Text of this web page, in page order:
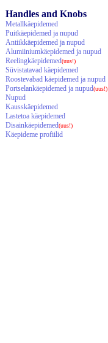
Handles and Knobs
Metallkäepidemed
Puitkäepidemed ja nupud
Antiikkäepidemed ja nupud
Alumiiniumkäepidemed ja nupud
Reelingkäepidemed(uus!)
Süvistatavad käepidemed
Roostevabad käepidemed ja nupud
Portselankäepidemed ja nupud(uus!)
Nupud
Kausskäepidemed
Lastetoa käepidemed
Disainkäepidemed(uus!)
Käepideme profiilid